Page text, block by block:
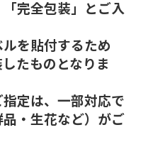
完全包装」とご入
ルを貼付するため
たものとなりま
定は、一部対応で
・生花など）がご